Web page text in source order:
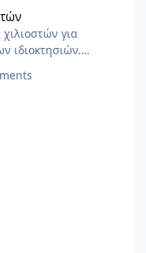
για
ιδιοκτησιών.